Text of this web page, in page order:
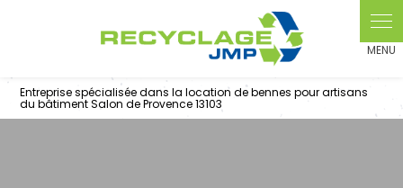
Entreprise spécialisée dans la location de bennes pour artisans
du bâtiment Salon de Provence 13103